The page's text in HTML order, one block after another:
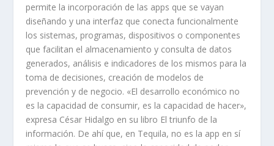
permite la incorporación de las apps que se vayan
diseñando y una interfaz que conecta funcionalmente
los sistemas, programas, dispositivos o componentes
que facilitan el almacenamiento y consulta de datos
generados, análisis e indicadores de los mismos para la
toma de decisiones, creación de modelos de
prevención y de negocio. «El desarrollo económico no
es la capacidad de consumir, es la capacidad de hacer»,
expresa César Hidalgo en su libro El triunfo de la
información. De ahí que, en Tequila, no es la app en sí